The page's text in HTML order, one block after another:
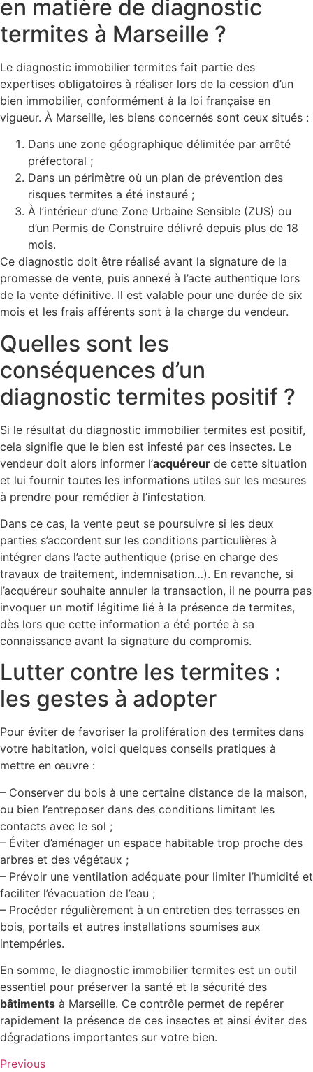
en matière de diagnostic
termites à Marseille ?
Le diagnostic immobilier termites fait partie des
expertises obligatoires à réaliser lors de la cession d’un
bien immobilier, conformément à la loi française en
vigueur. À Marseille, les biens concernés sont ceux situés :
Dans une zone géographique délimitée par arrêté
préfectoral ;
Dans un périmètre où un plan de prévention des
risques termites a été instauré ;
À l’intérieur d’une Zone Urbaine Sensible (ZUS) ou
d’un Permis de Construire délivré depuis plus de 18
mois.
Ce diagnostic doit être réalisé avant la signature de la
promesse de vente, puis annexé à l’acte authentique lors
de la vente définitive. Il est valable pour une durée de six
mois et les frais afférents sont à la charge du vendeur.
Quelles sont les
conséquences d’un
diagnostic termites positif ?
Si le résultat du diagnostic immobilier termites est positif,
cela signifie que le bien est infesté par ces insectes. Le
vendeur doit alors informer l’acquéreur de cette situation
et lui fournir toutes les informations utiles sur les mesures
à prendre pour remédier à l’infestation.
Dans ce cas, la vente peut se poursuivre si les deux
parties s’accordent sur les conditions particulières à
intégrer dans l’acte authentique (prise en charge des
travaux de traitement, indemnisation…). En revanche, si
l’acquéreur souhaite annuler la transaction, il ne pourra pas
invoquer un motif légitime lié à la présence de termites,
dès lors que cette information a été portée à sa
connaissance avant la signature du compromis.
Lutter contre les termites :
les gestes à adopter
Pour éviter de favoriser la prolifération des termites dans
votre habitation, voici quelques conseils pratiques à
mettre en œuvre :
– Conserver du bois à une certaine distance de la maison,
ou bien l’entreposer dans des conditions limitant les
contacts avec le sol ;
– Éviter d’aménager un espace habitable trop proche des
arbres et des végétaux ;
– Prévoir une ventilation adéquate pour limiter l’humidité et
faciliter l’évacuation de l’eau ;
– Procéder régulièrement à un entretien des terrasses en
bois, portails et autres installations soumises aux
intempéries.
En somme, le diagnostic immobilier termites est un outil
essentiel pour préserver la santé et la sécurité des
bâtiments à Marseille. Ce contrôle permet de repérer
rapidement la présence de ces insectes et ainsi éviter des
dégradations importantes sur votre bien.
Previous